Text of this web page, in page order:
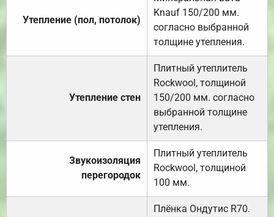
Утепление (пол, потолок)
Knauf 150/200 мм.
согласно выбранной
толщине утепления.
Утепление стен
Плитный утеплитель
Rockwool, толщиной
150/200 мм. согласно
выбранной толщине
утепления.
Звукоизоляция
перегородок
Плитный утеплитель
Rockwool, толщиной
100 мм.
Плёнка Ондутис R70.